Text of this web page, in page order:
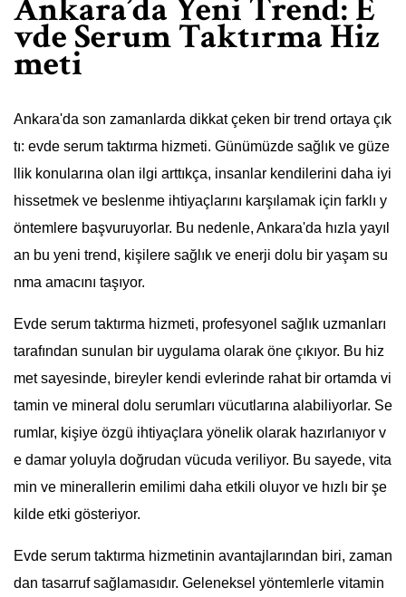
Ankara’da Yeni Trend: E
vde Serum Taktırma Hiz
meti
Ankara'da son zamanlarda dikkat çeken bir trend ortaya çık
tı: evde serum taktırma hizmeti. Günümüzde sağlık ve güze
llik konularına olan ilgi arttıkça, insanlar kendilerini daha iyi
hissetmek ve beslenme ihtiyaçlarını karşılamak için farklı y
öntemlere başvuruyorlar. Bu nedenle, Ankara'da hızla yayıl
an bu yeni trend, kişilere sağlık ve enerji dolu bir yaşam su
nma amacını taşıyor.
Evde serum taktırma hizmeti, profesyonel sağlık uzmanları
tarafından sunulan bir uygulama olarak öne çıkıyor. Bu hiz
met sayesinde, bireyler kendi evlerinde rahat bir ortamda vi
tamin ve mineral dolu serumları vücutlarına alabiliyorlar. Se
rumlar, kişiye özgü ihtiyaçlara yönelik olarak hazırlanıyor v
e damar yoluyla doğrudan vücuda veriliyor. Bu sayede, vita
min ve minerallerin emilimi daha etkili oluyor ve hızlı bir şe
kilde etki gösteriyor.
Evde serum taktırma hizmetinin avantajlarından biri, zaman
dan tasarruf sağlamasıdır. Geleneksel yöntemlerle vitamin